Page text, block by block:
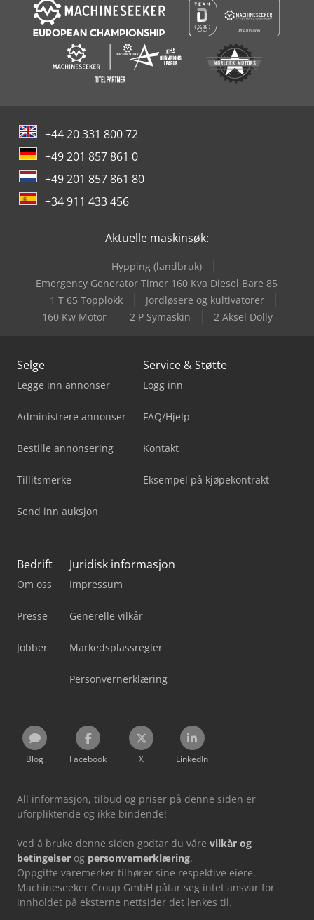
+44 20 331 800 72
+49 201 857 861 0
+49 201 857 861 80
+34 911 433 456
Aktuelle maskinsøk:
Hypping (landbruk)
Emergency Generator Timer 160 Kva Diesel Bare 85
1 T 65 Topplokk
Jordløsere og kultivatorer
160 Kw Motor
2 P Symaskin 2 Aksel Dolly
Selge
Legge inn annonser
Administrere annonser
Bestille annonsering
Tillitsmerke
Send inn auksjon
Service & Støtte
Logg inn
FAQ/Hjelp
Kontakt
Eksempel på kjøpekontrakt
Bedrift
Om oss
Presse
Jobber
Juridisk informasjon
Impressum
Generelle vilkår
Markedsplassregler
Personvernerklæring
Blog Facebook X LinkedIn
All informasjon, tilbud og priser på denne siden er
uforpliktende og ikke bindende!
Ved å bruke denne siden godtar du våre vilkår og
betingelser og personvernerklæring.
Oppgitte varemerker tilhører sine respektive eiere.
Machineseeker Group GmbH påtar seg intet ansvar for
innholdet på eksterne nettsider det lenkes til.